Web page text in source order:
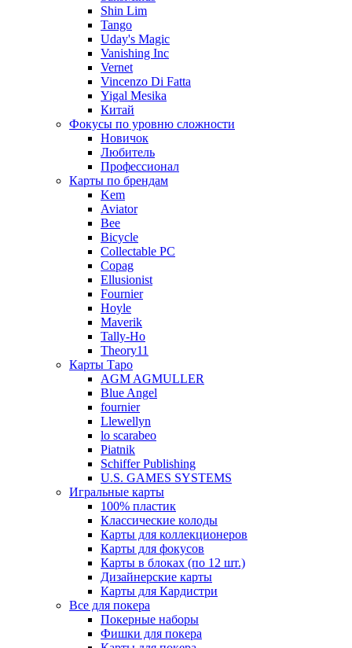
Shin Lim
Tango
Uday's Magic
Vanishing Inc
Vernet
Vincenzo Di Fatta
Yigal Mesika
Китай
Фокусы по уровню сложности
Новичок
Любитель
Профессионал
Карты по брендам
Kem
Aviator
Bee
Bicycle
Collectable PC
Copag
Ellusionist
Fournier
Hoyle
Maverik
Tally-Ho
Theory11
Карты Таро
AGM AGMULLER
Blue Angel
fournier
Llewellyn
lo scarabeo
Piatnik
Schiffer Publishing
U.S. GAMES SYSTEMS
Игральные карты
100% пластик
Классические колоды
Карты для коллекционеров
Карты для фокусов
Карты в блоках (по 12 шт.)
Дизайнерские карты
Карты для Кардистри
Все для покера
Покерные наборы
Фишки для покера